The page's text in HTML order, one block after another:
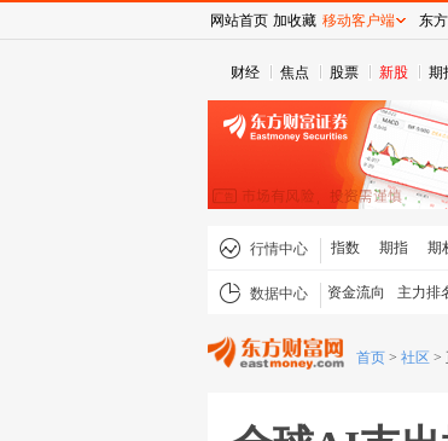
财经 焦点 股票 新股 期
行情中心 指数 期指 期
数据中心 资金流向 主力排
首页 > 社区 >
网站首页 加收藏 移动客户端 东